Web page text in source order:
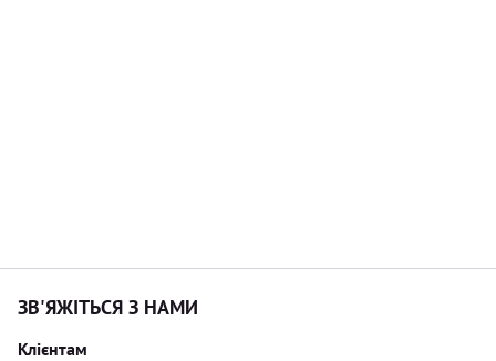
ЗВ'ЯЖІТЬСЯ З НАМИ
Клієнтам